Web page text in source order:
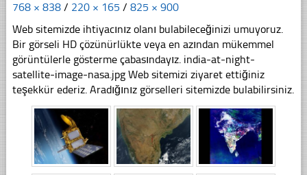
768 × 838 / 220 × 165 / 825 × 900
Web sitemizde ihtiyacınız olanı bulabileceğinizi umuyoruz.
Bir görseli HD çözünürlükte veya en azından mükemmel
görüntülerle gösterme çabasındayız. india-at-night-
satellite-image-nasa.jpg Web sitemizi ziyaret ettiğiniz
teşekkür ederiz. Aradığınız görselleri sitemizde bulabilirsiniz.